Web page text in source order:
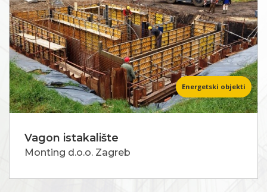
Energetski objekti
Vagon istakalište
Monting d.o.o. Zagreb